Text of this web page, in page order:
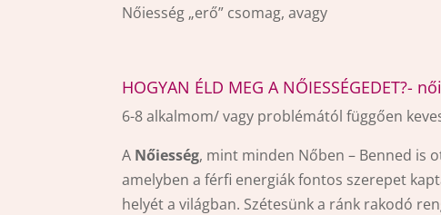
Nőiesség „erő” csomag, avagy
HOGYAN ÉLD MEG A NŐIESSÉGEDET?-
6-8 alkalmom/ vagy problémától függően
A Nőiesség, mint minden Nőben – Benned is
amelyben a férfi energiák fontos szerepet
helyét a világban. Szétesünk a ránk rakodó